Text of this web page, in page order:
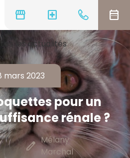
storefront local_hospital date_range
les actualités
mars 2023
pour un
rénale ?
edit Mélany
Marchal